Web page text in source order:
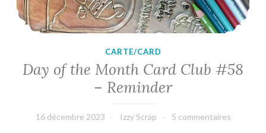
CARTE/CARD
Day of the Month Card Club #58
– Reminder
16 décembre 2023 Izzy Scrap 5 commentaires